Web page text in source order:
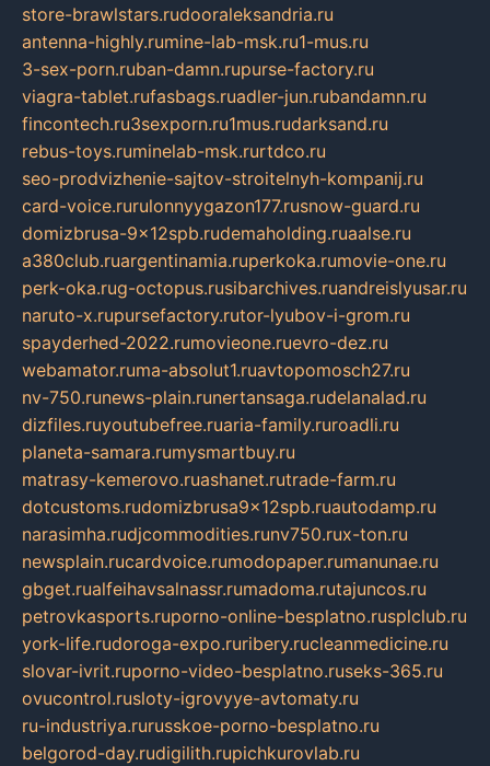
store-brawlstars.rudooraleksandria.ru
antenna-highly.rumine-lab-msk.ru1-mus.ru
3-sex-porn.ruban-damn.rupurse-factory.ru
viagra-tablet.rufasbags.ruadler-jun.rubandamn.ru
fincontech.ru3sexporn.ru1mus.rudarksand.ru
rebus-toys.ruminelab-msk.rurtdco.ru
seo-prodvizhenie-sajtov-stroitelnyh-kompanij.ru
card-voice.rurulonnyygazon177.rusnow-guard.ru
domizbrusa-9x12spb.rudemaholding.ruaalse.ru
a380club.ruargentinamia.ruperkoka.rumovie-one.ru
perk-oka.rug-octopus.rusibarchives.ruandreislyusar.ru
naruto-x.rupursefactory.rutor-lyubov-i-grom.ru
spayderhed-2022.rumovieone.ruevro-dez.ru
webamator.ruma-absolut1.ruavtopomosch27.ru
nv-750.runews-plain.runertansaga.rudelanalad.ru
dizfiles.ruyoutubefree.ruaria-family.ruroadli.ru
planeta-samara.rumysmartbuy.ru
matrasy-kemerovo.ruashanet.rutrade-farm.ru
dotcustoms.rudomizbrusa9x12spb.ruautodamp.ru
narasimha.rudjcommodities.runv750.rux-ton.ru
newsplain.rucardvoice.rumodopaper.rumanunae.ru
gbget.rualfeihavsalnassr.rumadoma.rutajuncos.ru
petrovkasports.ruporno-online-besplatno.rusplclub.ru
york-life.rudoroga-expo.ruribery.rucleanmedicine.ru
slovar-ivrit.ruporno-video-besplatno.ruseks-365.ru
ovucontrol.rusloty-igrovyye-avtomaty.ru
ru-industriya.rurusskoe-porno-besplatno.ru
belgorod-day.rudigilith.rupichkurovlab.ru